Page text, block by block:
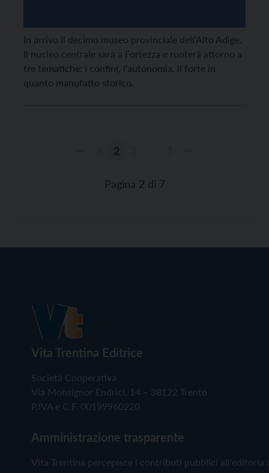
In arrivo il decimo museo provinciale dell’Alto Adige.
Il nucleo centrale sarà a Fortezza e ruoterà attorno a
tre tematiche: i confini, l’autonomia, il forte in
quanto manufatto storico.
articoli
2
Pagina 2 di 7
Vita Trentina Editrice
Società Cooperativa
Via Monsignor Endrici, 14 – 38122 Trento
P.IVA e C.F. 00199960220
Amministrazione trasparente
Vita Trentina percepisce i contributi pubblici all'editoria